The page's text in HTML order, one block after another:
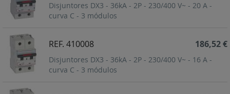
Disjuntores DX3 - 36kA - 2P - 230/400 V~ - 20 A -
curva C - 3 módulos
REF. 410008
Disjuntores DX3 - 36kA - 2P - 230/400 V~ - 16 A -
curva C - 3 módulos
186,52 €